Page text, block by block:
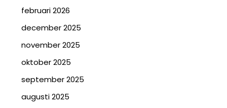
februari 2026
december 2025
november 2025
oktober 2025
september 2025
augusti 2025